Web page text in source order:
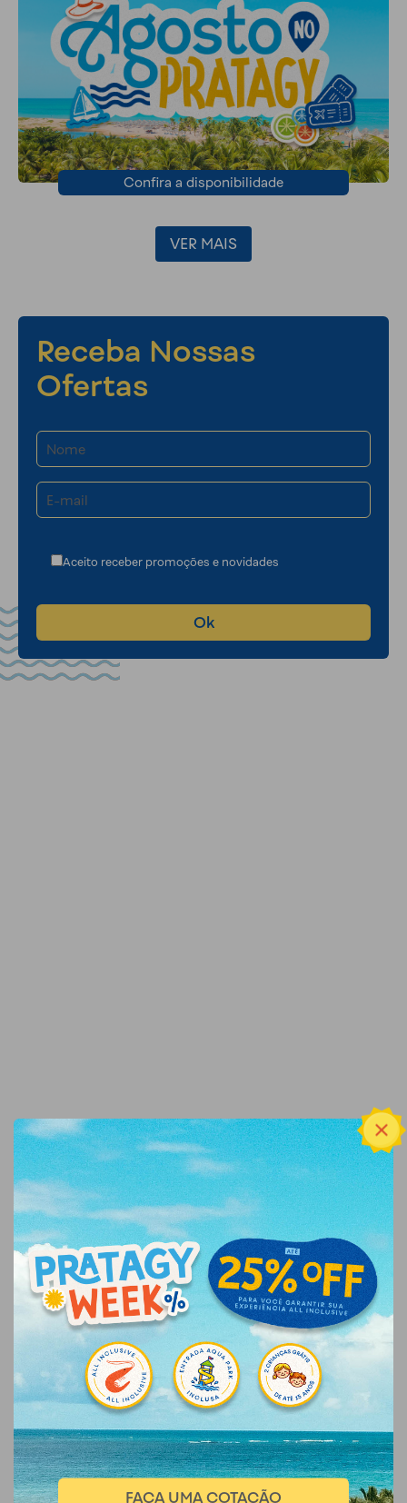
Confira a disponibilidade
VER MAIS
Receba Nossas
Ofertas
Aceito receber promoções e novidades
FAÇA UMA COTAÇÃO